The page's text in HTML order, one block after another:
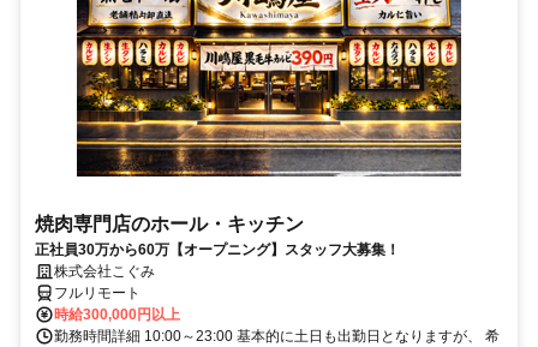
焼肉専門店のホール・キッチン
正社員30万から60万【オープニング】スタッフ大募集！
株式会社こぐみ
フルリモート
時給300,000円以上
勤務時間詳細 10:00～23:00 基本的に土日も出勤日となりますが、 希